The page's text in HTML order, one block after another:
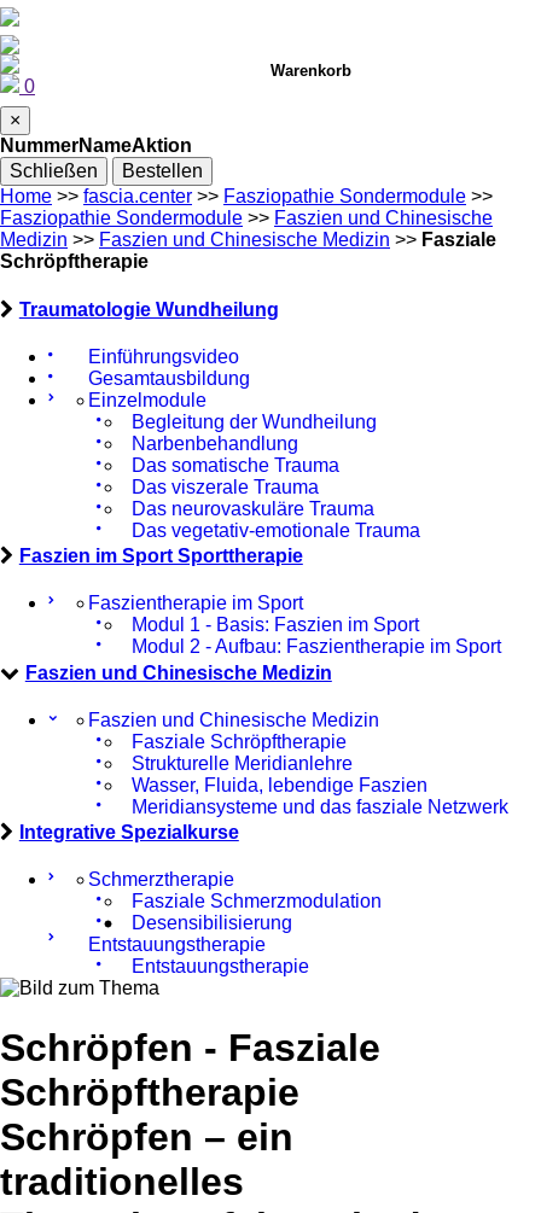
0
Warenkorb
×
NummerNameAktion
Schließen
Bestellen
Home >> fascia.center >> Fasziopathie Sondermodule >>
Fasziopathie Sondermodule >> Faszien und Chinesische
Medizin >> Faszien und Chinesische Medizin >> Fasziale
Schröpftherapie
Traumatologie Wundheilung
Einführungsvideo
Gesamtausbildung
Einzelmodule
Begleitung der Wundheilung
Narbenbehandlung
Das somatische Trauma
Das viszerale Trauma
Das neurovaskuläre Trauma
Das vegetativ-emotionale Trauma
Faszien im Sport Sporttherapie
Faszientherapie im Sport
Modul 1 - Basis: Faszien im Sport
Modul 2 - Aufbau: Faszientherapie im Sport
Faszien und Chinesische Medizin
Faszien und Chinesische Medizin
Fasziale Schröpftherapie
Strukturelle Meridianlehre
Wasser, Fluida, lebendige Faszien
Meridiansysteme und das fasziale Netzwerk
Integrative Spezialkurse
Schmerztherapie
Fasziale Schmerzmodulation
Desensibilisierung
Entstauungstherapie
Entstauungstherapie
Schröpfen - Fasziale
Schröpftherapie
Schröpfen – ein
traditionelles